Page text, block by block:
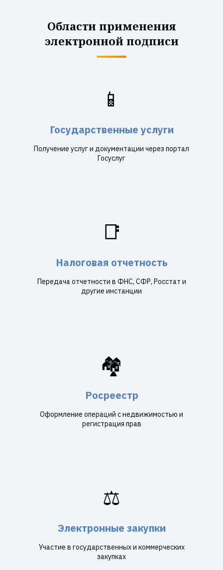
Области применения
электронной подписи
📱
Государственные услуги
Получение услуг и документации через портал
Госуслуг
📑
Налоговая отчетность
Передача отчетности в ФНС, СФР, Росстат и
другие инстанции
🏘️
Росреестр
Оформление операций с недвижимостью и
регистрация прав
⚖️
Электронные закупки
Участие в государственных и коммерческих
закупках